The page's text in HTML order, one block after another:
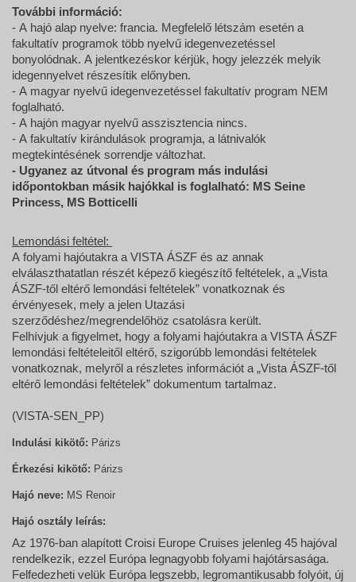
További információ:
- A hajó alap nyelve: francia. Megfelelő létszám esetén a
fakultatív programok több nyelvű idegenvezetéssel
bonyolódnak. A jelentkezéskor kérjük, hogy jelezzék melyik
idegennyelvet részesítik előnyben.
- A magyar nyelvű idegenvezetéssel fakultatív program NEM
foglalható.
- A hajón magyar nyelvű asszisztencia nincs.
- A fakultatív kirándulások programja, a látnivalók
megtekintésének sorrendje változhat.
- Ugyanez az útvonal és program más indulási
időpontokban másik hajókkal is foglalható: MS Seine
Princess, MS Botticelli
Lemondási feltétel:
A folyami hajóutakra a VISTA ÁSZF és az annak
elválaszthatatlan részét képező kiegészítő feltételek, a „Vista
ÁSZF-től eltérő lemondási feltételek” vonatkoznak és
érvényesek, mely a jelen Utazási
szerződéshez/megrendelőhöz csatolásra került.
Felhívjuk a figyelmet, hogy a folyami hajóutakra a VISTA ÁSZF
lemondási feltételeitől eltérő, szigorúbb lemondási feltételek
vonatkoznak, melyről a részletes információt a „Vista ÁSZF-től
eltérő lemondási feltételek” dokumentum tartalmaz.
(VISTA-SEN_PP)
Indulási kikötő: Párizs
Érkezési kikötő: Párizs
Hajó neve: MS Renoir
Hajó osztály leírás:
Az 1976-ban alapított Croisi Europe Cruises jelenleg 45 hajóval
rendelkezik, ezzel Európa legnagyobb folyami hajótársasága.
Felfedezheti velük Európa legszebb, legromantikusabb folyóit, új